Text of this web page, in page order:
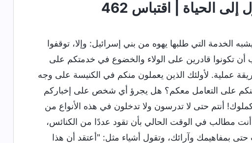
الحياة | اقتباس 462
الخدمة التي طلبها يهوه من بني إسرائيل: وإلا، توقفوا
تكونوا قادرين على الولاء والخضوع في خدمتكم على
عملية. لأولئك الذين يعملون منكم في الكنيسة على وجه
على التعامل معكم؟ هل يجرؤ أي شخص على إخباركم
أنتم حتى لا تدرسون ولا تدخلون في هذه الأنواع من
مطالب في الوقت الحالي بأن تقود عددًا من الكنائس،
بمفاهيمك وآرائك، وتقول أشياء مثل: "أعتقد أن هذا